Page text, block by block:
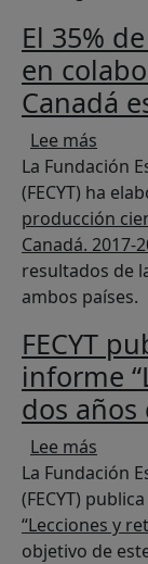
El 35%
en
Canadá
Lee más
La Fundación
(FECYT) ha
producción
Canadá. 2017-
resultados de
ambos países.
FECYT
informe
dos años
Lee más
La Fundación
(FECYT)
“Lecciones y
objetivo de